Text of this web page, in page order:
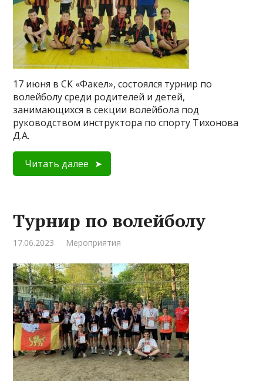
17 июня в СК «Факел», состоялся турнир по
волейболу среди родителей и детей,
занимающихся в секции волейбола под
руководством инструктора по спорту Тихонова
Д.А.
Читать далее
Турнир по волейболу
17.06.2023 Мероприятия